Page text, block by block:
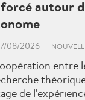
autour
08/2026
entre
de